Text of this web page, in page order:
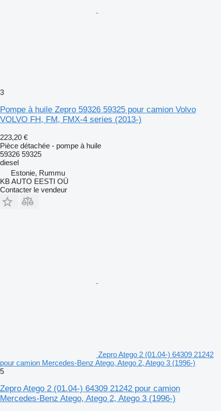
3
Pompe à huile Zepro 59326 59325 pour camion Volvo
VOLVO FH, FM, FMX-4 series (2013-)
223,20 €
Pièce détachée - pompe à huile
59326 59325
diesel
Estonie, Rummu
KB AUTO EESTI OÜ
Contacter le vendeur
Zepro Atego 2 (01.04-) 64309 21242
pour camion Mercedes-Benz Atego, Atego 2, Atego 3 (1996-)
5
Zepro Atego 2 (01.04-) 64309 21242 pour camion
Mercedes-Benz Atego, Atego 2, Atego 3 (1996-)